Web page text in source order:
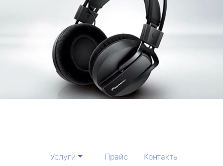
Услуги Прайс Контакты